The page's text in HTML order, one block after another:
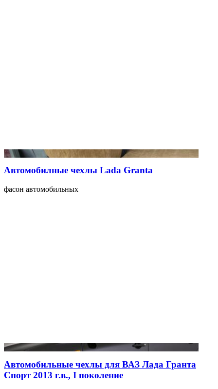
Автомобилные чехлы Lada Granta
фасон автомобильных
Автомобильные чехлы для ВАЗ Лада Гранта
Спорт 2013 г.в., I поколение